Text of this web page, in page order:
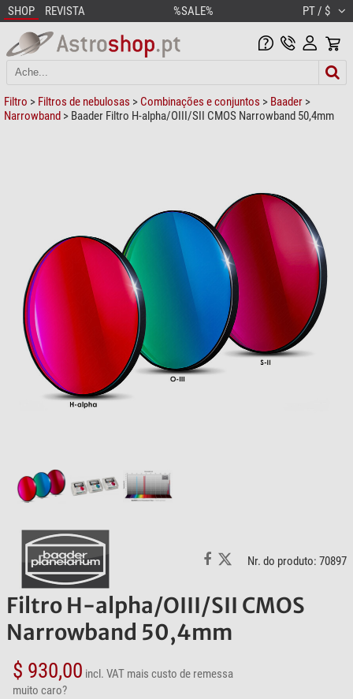
SHOP REVISTA %SALE% PT / $
Filtro > Filtros de nebulosas > Combinações e conjuntos > Baader >
Narrowband > Baader Filtro H-alpha/OIII/SII CMOS Narrowband 50,4mm
Nr. do produto: 70897
Filtro H-alpha/OIII/SII CMOS
Narrowband 50,4mm
$ 930,00 incl. VAT mais custo de remessa
muito caro?